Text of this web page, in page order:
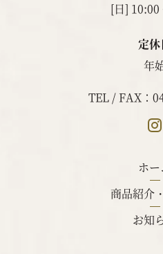
[日] 10:00
定休
年
TEL / FAX：
ホー
商品紹介
お知